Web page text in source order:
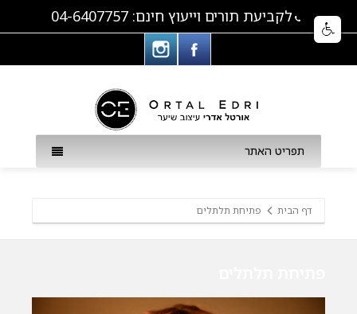
לקביעת תורים וייעוץ חינם: 04-6407757
תפריט האתר
פתיחת תלתלים דף הבית